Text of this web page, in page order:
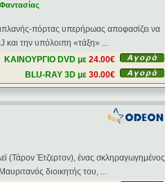
πόρτας υπερήρωας αποφασίζει να
και την υπόλοιπη «τάξη» ...
ΚΑΙΝΟΥΡΓΙΟ DVD με 24.00€
BLU-RAY 3D με 30.00€
(Τάρον Έτζερτον), ένας σκληραγωγημένος
διοικητής του, ...